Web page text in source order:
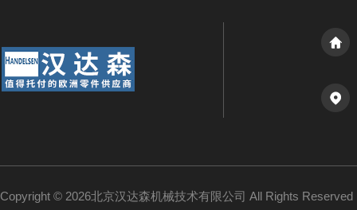
Copyright © 2026北京汉达森机械技术有限公司 All Rights